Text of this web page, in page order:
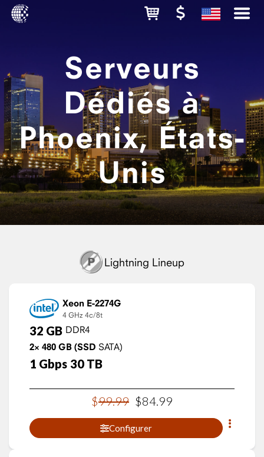
Serveurs
Dédiés à
Phoenix, États-
Unis
Lightning Lineup
Xeon E-2274G
4 GHz 4c/8t
32 GB DDR4
2× 480 GB (SSD SATA)
1 Gbps 30 TB
$99.99 $84.99
Configurer